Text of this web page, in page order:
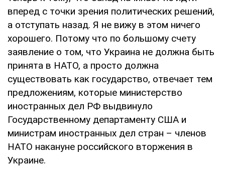
вперед с точки зрения политических решений,
а отступать назад. Я не вижу в этом ничего
хорошего. Потому что по большому счету
заявление о том, что Украина не должна быть
принята в НАТО, а просто должна
существовать как государство, отвечает тем
предложениям, которые министерство
иностранных дел РФ выдвинуло
Государственному департаменту США и
министрам иностранных дел стран – членов
НАТО накануне российского вторжения в
Украине.